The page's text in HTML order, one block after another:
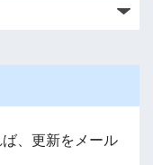
、更新をメール